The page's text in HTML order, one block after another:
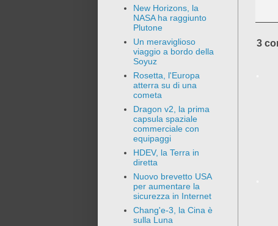
3
New Horizons, la
NASA ha raggiunto
Plutone
Un meraviglioso
viaggio a bordo della
Soyuz
Rosetta, l'Europa
atterra su di una
cometa
Dragon v2, la prima
capsula spaziale
commerciale con
equipaggi
HDEV, la Terra in
diretta
Nuovo brevetto USA
per aumentare la
sicurezza in Internet
Chang'e-3, la Cina è
sulla Luna